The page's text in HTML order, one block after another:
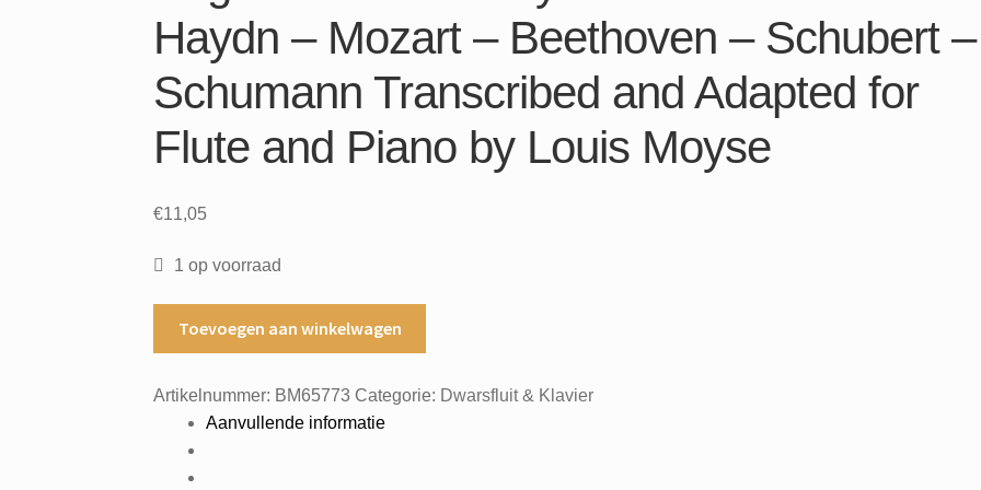
Haydn – Mozart – Beethoven – Schubert –
Schumann Transcribed and Adapted for
Flute and Piano by Louis Moyse
€11,05
1 op voorraad
In
Progressive
Order
Toevoegen aan winkelwagen
Artikelnummer: BM65773 Categorie: Dwarsfluit & Klavier
Aanvullende informatie